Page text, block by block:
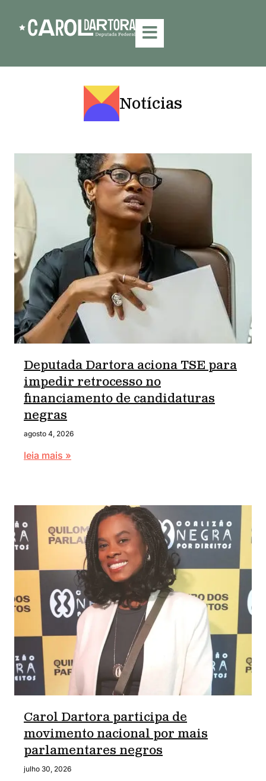
Notícias
Deputada Dartora aciona TSE para
impedir retrocesso no
financiamento de candidaturas
negras
agosto 4, 2026
leia mais »
Carol Dartora participa de
movimento nacional por mais
parlamentares negros
julho 30, 2026